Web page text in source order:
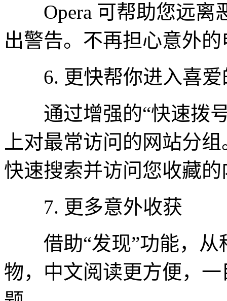
Opera 可帮助您远离
出警告。不再担心意外
6. 更快帮你进入喜爱
通过增强的“快速拨号
上对最常访问的网站分
快速搜索并访问您收藏的
7. 更多意外收获
借助“发现”功能，从
物，中文阅读更方便，